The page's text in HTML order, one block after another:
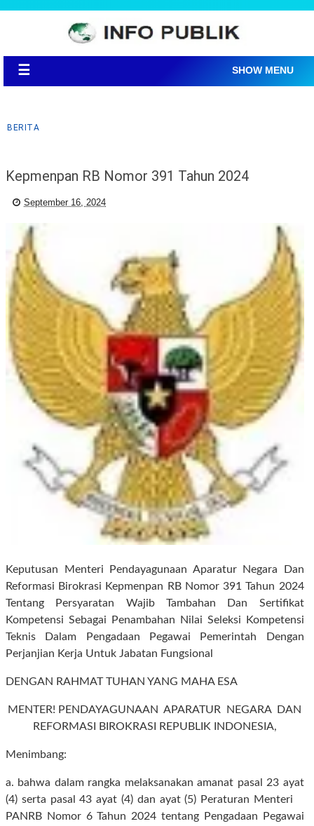
☰ SHOW MENU
BERITA
Kepmenpan RB Nomor 391 Tahun 2024
September 16, 2024
Keputusan Menteri Pendayagunaan Aparatur Negara Dan
Reformasi Birokrasi Kepmenpan RB Nomor 391 Tahun 2024
Tentang Persyaratan Wajib Tambahan Dan Sertifikat
Kompetensi Sebagai Penambahan Nilai Seleksi Kompetensi
Teknis Dalam Pengadaan Pegawai Pemerintah Dengan
Perjanjian Kerja Untuk Jabatan Fungsional
DENGAN RAHMAT TUHAN YANG MAHA ESA
MENTER! PENDAYAGUNAAN APARATUR NEGARA DAN
REFORMASI BIROKRASI REPUBLIK INDONESIA,
Menimbang:
a. bahwa dalam rangka melaksanakan amanat pasal 23 ayat
(4) serta pasal 43 ayat (4) dan ayat (5) Peraturan Menteri
PANRB Nomor 6 Tahun 2024 tentang Pengadaan Pegawai